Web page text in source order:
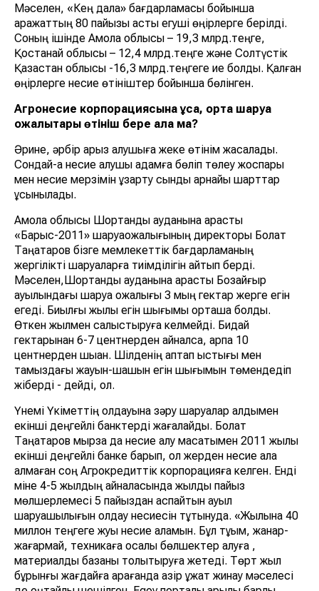
Мәселен, «Кең дала» бағдарламасы бойынша
қаражаттың 80 пайызы астық егуші өңірлерге берілді.
Соның ішінде Ақмола облысы – 19,3 млрд.теңге,
Қостанай облысы – 12,4 млрд.теңге және Солтүстік
Қазақстан облысы -16,3 млрд.теңгеге ие болды. Қалған
өңірлерге несие өтініштер бойынша бөлінген.
Агронесие корпорациясына ұсақ, орта шаруа
қожалықтары өтініш бере ала ма?
Әрине, әрбір қарыз алушыға жеке өтінім жасалады.
Сондай-ақ несие алушы адамға бөліп төлеу жоспары
мен несие мерзімін ұзарту сынды арнайы шарттар
ұсынылады.
Ақмола облысы Шортанды ауданына қарасты
«Барыс-2011» шаруақожалығының директоры Болат
Таңатаров бізге мемлекеттік бағдарламаның
жергілікті шаруаларға тиімділігін айтып берді.
Мәселен,Шортанды ауданына қарасты Бозайғыр
ауылындағы шаруа қожалығы 3 мың гектар жерге егін
егеді. Биылғы жылы егін шығымы орташа болды.
Өткен жылмен салыстыруға келмейді. Бидай
гектарынан 6-7 центнерден айналса, арпа 10
центнерден шыққан. Шілденің аптап ыстығы мен
тамыздағы жауын-шашын егін шығымын төмендедіп
жіберді - дейді, ол.
Үнемі Үкіметтің қолдауына зәру шаруалар алдымен
екінші деңгейлі банктерді жағалайды. Болат
Таңатаров мырза да несие алу мақсатымен 2011 жылы
екінші деңгейлі банке барып, ол жерден несие ала
алмаған соң Агрокредиттік корпорацияға келген. Енді
міне 4-5 жылдың айналасында жылдық пайыз
мөлшерлемесі 5 пайыздан аспайтын ауыл
шаруашылығын қолдау несиесін тұтынуда. «Жылына 40
миллон теңгеге жуық несие аламын. Бұл тұқым, жанар-
жағармай, техникаға қосалқы бөлшектер алуға ,
материалдық базаны толықтыруға жетеді. Төрт жыл
бұрынғы жағдайға қарағанда қазір құжат жинау мәселесі